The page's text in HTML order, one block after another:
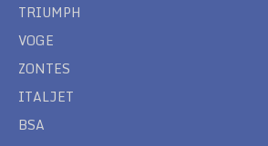
TRIUMPH
VOGE
ZONTES
ITALJET
BSA